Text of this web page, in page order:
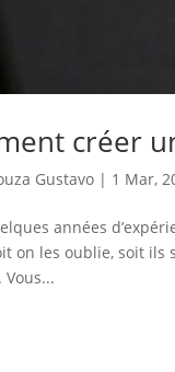
créer
Gustavo | 1 Mar,
années
on les oublie, soit